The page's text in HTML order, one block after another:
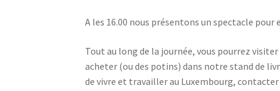
A les 16.00 nous présentons un spectacle
Tout au long de la journée, vous pourrez
acheter (ou des potins) dans notre stand de
de vivre et travailler au Luxembourg,